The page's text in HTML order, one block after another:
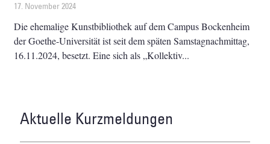
17. November 2024
Die ehemalige Kunstbibliothek auf dem Campus Bockenheim
der Goethe-Universität ist seit dem späten Samstagnachmittag,
16.11.2024, besetzt. Eine sich als „Kollektiv
Aktuelle Kurzmeldungen